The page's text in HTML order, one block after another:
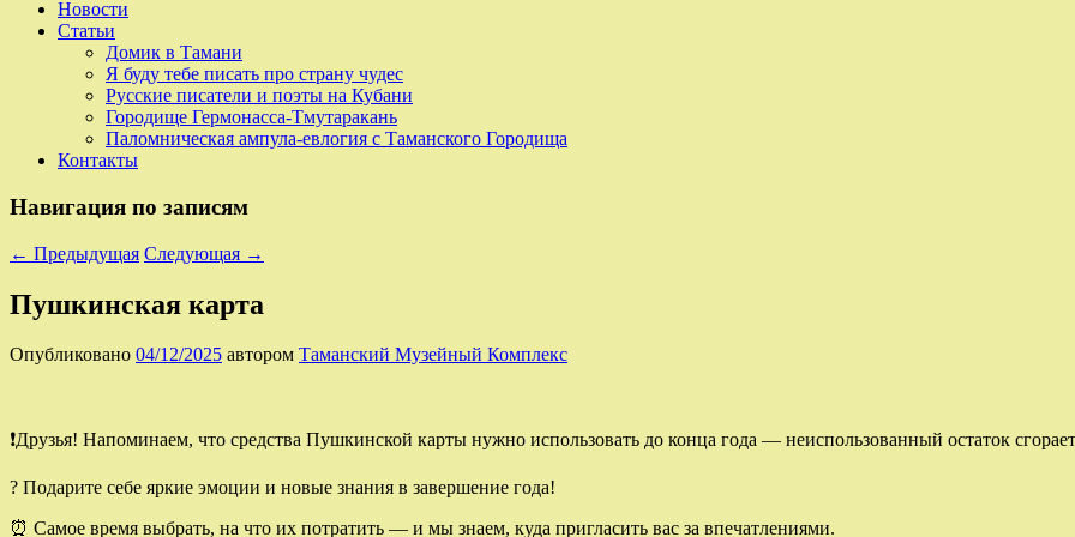
Новости
Статьи
Домик в Тамани
Я буду тебе писать про страну чудес
Русские писатели и поэты на Кубани
Городище Гермонасса-Тмутаракань
Паломническая ампула-евлогия с Таманского Городища
Контакты
Навигация по записям
← Предыдущая Следующая →
Пушкинская карта
Опубликовано 04/12/2025 автором Таманский Музейный Комплекс
❗️Друзья! Напоминаем, что средства Пушкинской карты нужно использовать до конца года — неиспользованный остаток
? Подарите себе яркие эмоции и новые знания в завершение года!
⏰ Самое время выбрать, на что их потратить — и мы знаем, куда пригласить вас за впечатлениями.